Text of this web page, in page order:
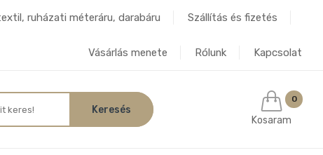
ruházati méteráru, darabáru Szállítás és fizetés
Vásárlás menete Rólunk Kapcsolat
0
Kosaram